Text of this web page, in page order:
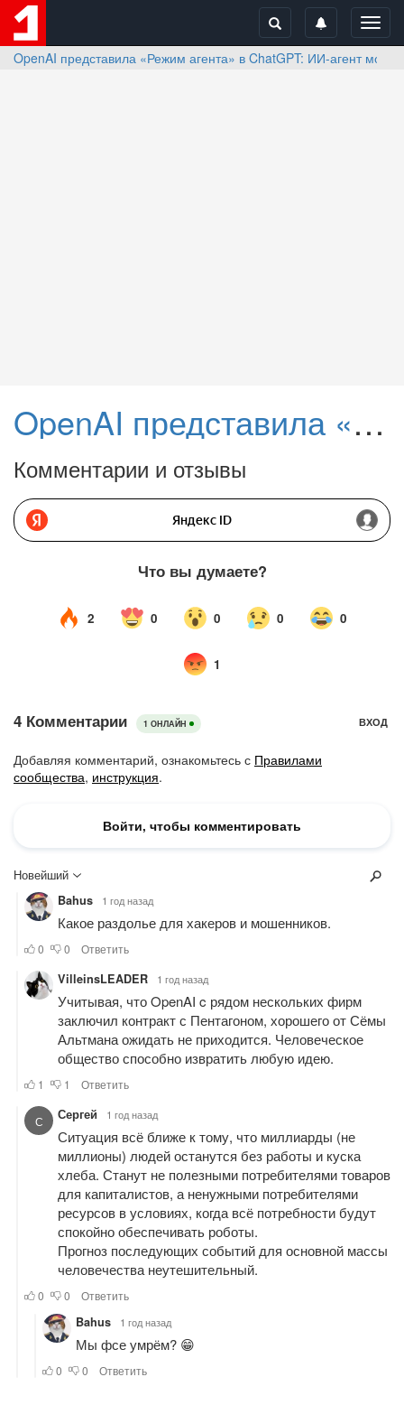
OpenAI представила «Режим агента» в ChatGPT: ИИ-агент
OpenAI представила «Режим агента» в ChatGPT: ИИ-агент может управлять компьютером и выполнять задачи за вас
Комментарии и отзывы